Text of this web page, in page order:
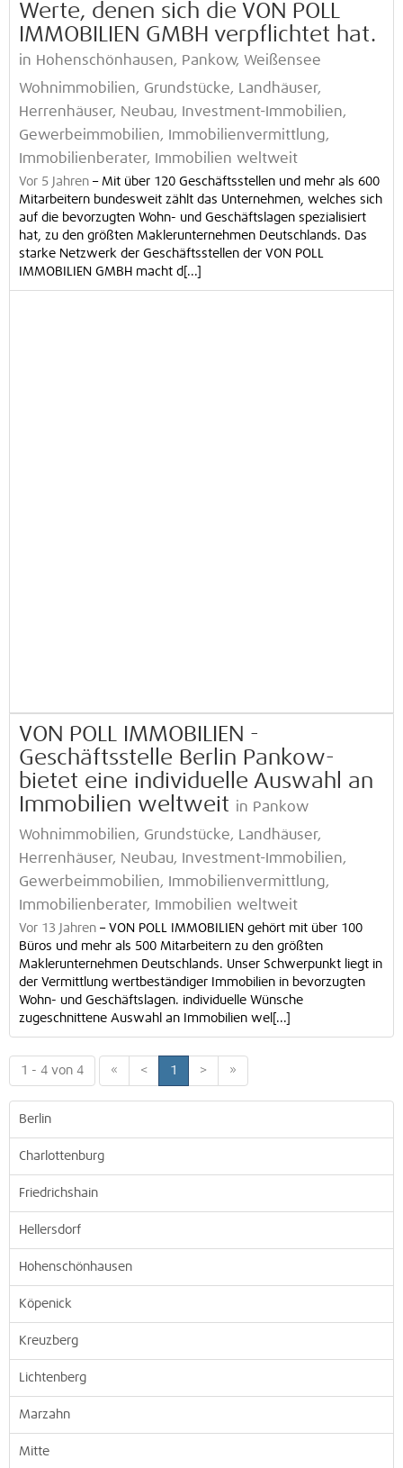
Werte, denen sich die VON POLL
IMMOBILIEN GMBH verpflichtet hat.
in Hohenschönhausen, Pankow, Weißensee
Wohnimmobilien, Grundstücke, Landhäuser,
Herrenhäuser, Neubau, Investment-Immobilien,
Gewerbeimmobilien, Immobilienvermittlung,
Immobilienberater, Immobilien weltweit
Vor 5 Jahren – Mit über 120 Geschäftsstellen und mehr als 600
Mitarbeitern bundesweit zählt das Unternehmen, welches sich
auf die bevorzugten Wohn- und Geschäftslagen spezialisiert
hat, zu den größten Maklerunternehmen Deutschlands. Das
starke Netzwerk der Geschäftsstellen der VON POLL
IMMOBILIEN GMBH macht d[...]
VON POLL IMMOBILIEN -
Geschäftsstelle Berlin Pankow-
bietet eine individuelle Auswahl an
Immobilien weltweit in Pankow
Wohnimmobilien, Grundstücke, Landhäuser,
Herrenhäuser, Neubau, Investment-Immobilien,
Gewerbeimmobilien, Immobilienvermittlung,
Immobilienberater, Immobilien weltweit
Vor 13 Jahren – VON POLL IMMOBILIEN gehört mit über 100
Büros und mehr als 500 Mitarbeitern zu den größten
Maklerunternehmen Deutschlands. Unser Schwerpunkt liegt in
der Vermittlung wertbeständiger Immobilien in bevorzugten
Wohn- und Geschäftslagen. individuelle Wünsche
zugeschnittene Auswahl an Immobilien wel[...]
1 - 4 von 4 « < 1 > »
Berlin
Charlottenburg
Friedrichshain
Hellersdorf
Hohenschönhausen
Köpenick
Kreuzberg
Lichtenberg
Marzahn
Mitte